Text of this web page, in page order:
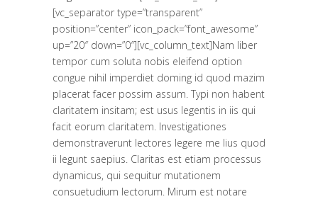
[vc_separator type=”transparent”
position=”center” icon_pack=”font_awesome”
up=”20″ down=”0″][vc_column_text]Nam liber
tempor cum soluta nobis eleifend option
congue nihil imperdiet doming id quod mazim
placerat facer possim assum. Typi non habent
claritatem insitam; est usus legentis in iis qui
facit eorum claritatem. Investigationes
demonstraverunt lectores legere me lius quod
ii legunt saepius. Claritas est etiam processus
dynamicus, qui sequitur mutationem
consuetudium lectorum. Mirum est notare